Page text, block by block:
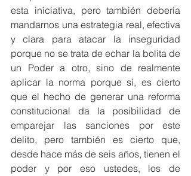
esta iniciativa, pero también debería
mandarnos una estrategia real, efectiva
y clara para atacar la inseguridad
porque no se trata de echar la bolita de
un Poder a otro, sino de realmente
aplicar la norma porque sí, es cierto
que el hecho de generar una reforma
constitucional da la posibilidad de
emparejar las sanciones por este
delito, pero también es cierto que,
desde hace más de seis años, tienen el
poder y por eso ustedes, los de